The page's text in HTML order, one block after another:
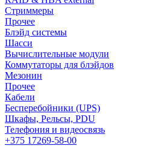
Стриммеры
Прочее
Блэйд системы
Шасси
Вычислительные модули
Коммутаторы для блэйдов
Мезонин
Прочее
Кабели
Бесперебойники (UPS)
Шкафы, Рельсы, PDU
Телефония и видеосвязь
+375 17269-58-00